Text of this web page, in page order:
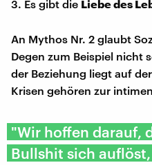
Es gibt die Liebe des
An Mythos Nr. 2 glaubt
Degen zum Beispiel nicht
der Beziehung liegt auf
Krisen gehören zur
"Wir hoffen darauf,
Bullshit sich